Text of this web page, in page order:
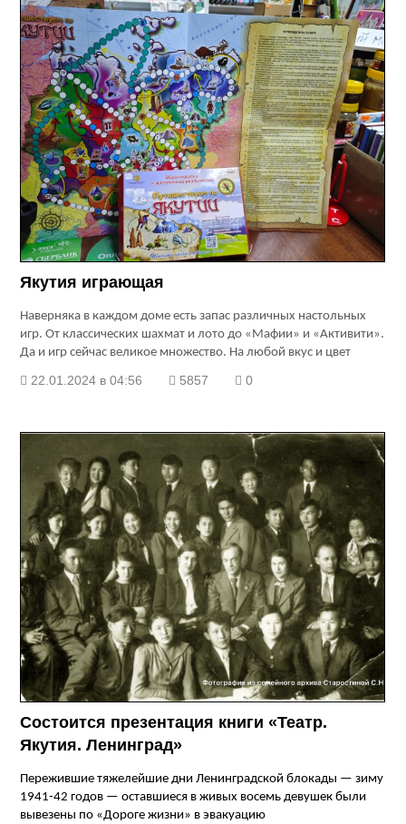
Якутия играющая
Наверняка в каждом доме есть запас различных настольных
игр. От классических шахмат и лото до «Мафии» и «Активити».
Да и игр сейчас великое множество. На любой вкус и цвет
22.01.2024 в 04:56 5857 0
Состоится презентация книги «Театр.
Якутия. Ленинград»
Пережившие тяжелейшие дни Ленинградской блокады — зиму
1941-42 годов — оставшиеся в живых восемь девушек были
вывезены по «Дороге жизни» в эвакуацию